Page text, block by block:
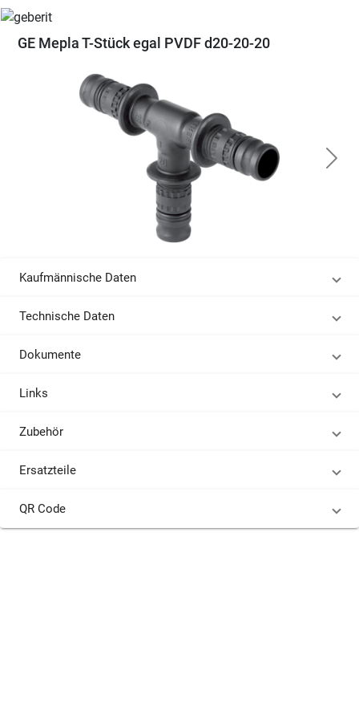
GE Mepla T-Stück egal PVDF d20-20-20
Kaufmännische Daten
Technische Daten
Dokumente
Links
Zubehör
Ersatzteile
QR Code